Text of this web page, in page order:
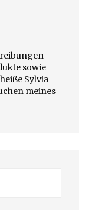
sowie
Sylvia
meines